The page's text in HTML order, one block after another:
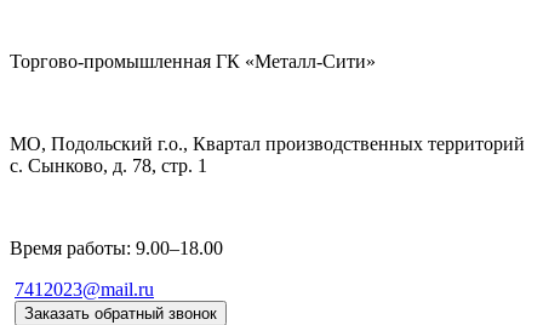
Торгово-промышленная ГК «Металл-Сити»
МО, Подольский г.о., Квартал производственных территорий
с. Сынково, д. 78, стр. 1
Время работы: 9.00–18.00
7412023@mail.ru
Заказать обратный звонок